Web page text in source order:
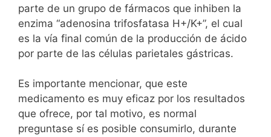
parte de un grupo de fármacos que inhiben la
enzima “adenosina trifosfatasa H+/K+”, el cual
es la vía final común de la producción de ácido
por parte de las células parietales gástricas.
Es importante mencionar, que este
medicamento es muy eficaz por los resultados
que ofrece, por tal motivo, es normal
preguntase sí es posible consumirlo, durante